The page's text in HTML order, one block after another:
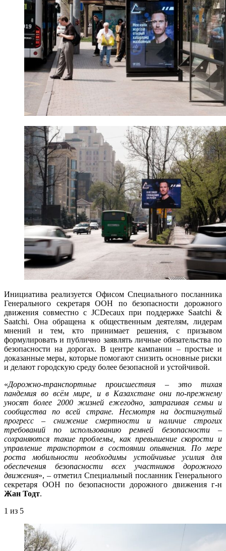
Инициатива реализуется Офисом Специального посланника
Генерального секретаря ООН по безопасности дорожного
движения совместно с JCDecaux при поддержке Saatchi &
Saatchi. Она обращена к общественным деятелям, лидерам
мнений и тем, кто принимает решения, с призывом
формулировать и публично заявлять личные обязательства по
безопасности на дорогах. В центре кампании – простые и
доказанные меры, которые помогают снизить основные риски
и делают городскую среду более безопасной и устойчивой.
«Дорожно-транспортные происшествия – это тихая
пандемия во всём мире, и в Казахстане они по-прежнему
уносят более 2000 жизней ежегодно, затрагивая семьи и
сообщества по всей стране. Несмотря на достигнутый
прогресс – снижение смертности и наличие строгих
требований по использованию ремней безопасности –
сохраняются такие проблемы, как превышение скорости и
управление транспортом в состоянии опьянения. По мере
роста мобильности необходимы устойчивые усилия для
обеспечения безопасности всех участников дорожного
движения», – отметил Специальный посланник Генерального
секретаря ООН по безопасности дорожного движения г-н
Жан Тодт.
1 из 5